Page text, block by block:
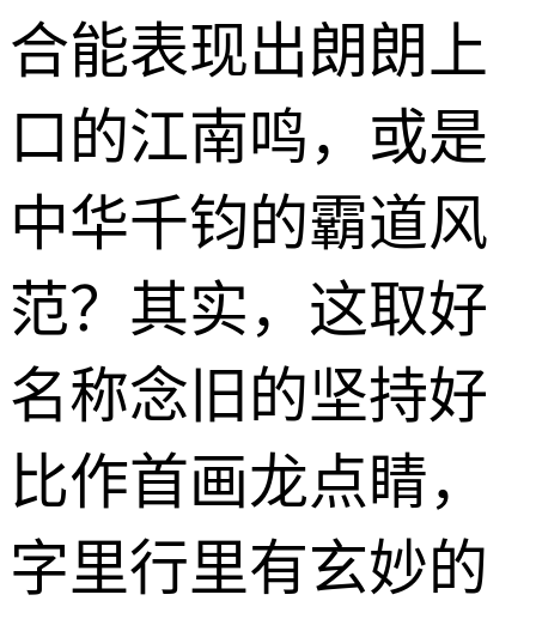
合能表现出朗朗上
口的江南鸣，或是
中华千钧的霸道风
范？其实，这取好
名称念旧的坚持好
比作首画龙点睛，
字里行里有玄妙的